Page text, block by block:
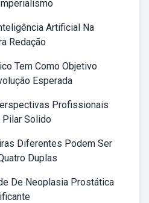
Artificial Na
Redação
Tem Como Objetivo
Esperada
Profissionais
Pilar Solido
Diferentes Podem Ser
Duplas
De Neoplasia Prostática